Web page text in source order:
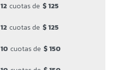
12 cuotas de $ 125
12 cuotas de $ 125
10 cuotas de $ 150